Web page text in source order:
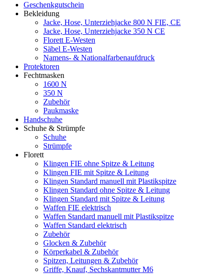
Geschenkgutschein
Bekleidung
Jacke, Hose, Unterziehjacke 800 N FIE, CE
Jacke, Hose, Unterziehjacke 350 N CE
Florett E-Westen
Säbel E-Westen
Namens- & Nationalfarbenaufdruck
Protektoren
Fechtmasken
1600 N
350 N
Zubehör
Paukmaske
Handschuhe
Schuhe & Strümpfe
Schuhe
Strümpfe
Florett
Klingen FIE ohne Spitze & Leitung
Klingen FIE mit Spitze & Leitung
Klingen Standard manuell mit Plastikspitze
Klingen Standard ohne Spitze & Leitung
Klingen Standard mit Spitze & Leitung
Waffen FIE elektrisch
Waffen Standard manuell mit Plastikspitze
Waffen Standard elektrisch
Zubehör
Glocken & Zubehör
Körperkabel & Zubehör
Spitzen, Leitungen & Zubehör
Griffe, Knauf, Sechskantmutter M6